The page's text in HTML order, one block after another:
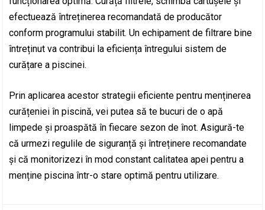
efectuează întreținerea recomandată de producător
conform programului stabilit. Un echipament de filtrare bine
întreținut va contribui la eficiența întregului sistem de
curățare a piscinei.
Prin aplicarea acestor strategii eficiente pentru menținerea
curățeniei în piscină, vei putea să te bucuri de o apă
limpede și proaspătă în fiecare sezon de înot. Asigură-te
că urmezi regulile de siguranță și întreținere recomandate
și că monitorizezi în mod constant calitatea apei pentru a
menține piscina într-o stare optimă pentru utilizare.